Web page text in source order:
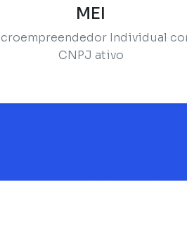
MEI
Individual
CNPJ ativo